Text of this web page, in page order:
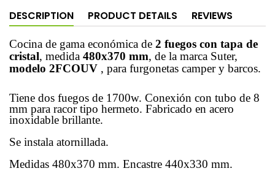
DESCRIPTION PRODUCT DETAILS REVIEWS
Cocina de gama económica de 2 fuegos con tapa de
cristal, medida 480x370 mm, de la marca Suter,
modelo 2FCOUV , para furgonetas camper y barcos.
Tiene dos fuegos de 1700w. Conexión con tubo de 8
mm para racor tipo hermeto. Fabricado en acero
inoxidable brillante.
Se instala atornillada.
Medidas 480x370 mm. Encastre 440x330 mm.